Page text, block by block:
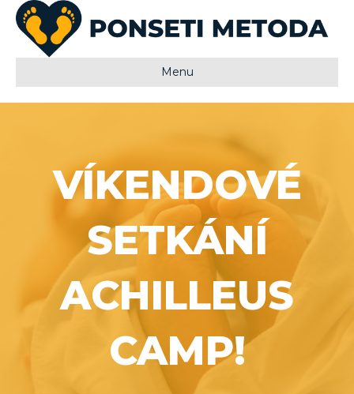
Menu
VÍKENDOVÉ
SETKÁNÍ
ACHILLEUS
CAMP!